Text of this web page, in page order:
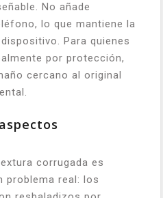
No añade
lo que mantiene la
Para quienes
por protección,
cercano al original
corrugada es
problema real: los